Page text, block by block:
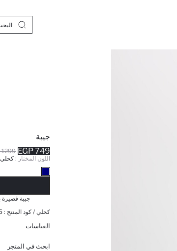
جيبة
1299 EGP 749 EGP
اللون المختار : كحلي
جيبة قصيرة
كحلي / كود المنتج :
القياسات
ابحث في المتجر